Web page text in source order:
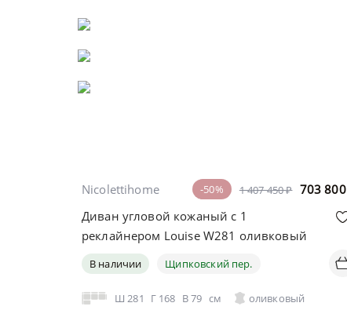
1 407 450 ₽ 703 800
-50%
Nicolettihome
Диван угловой кожаный с 1
реклайнером Louise W281 оливковый
В наличии Щипковский пер.
Ш 281 Г 168 В79 см оливковый